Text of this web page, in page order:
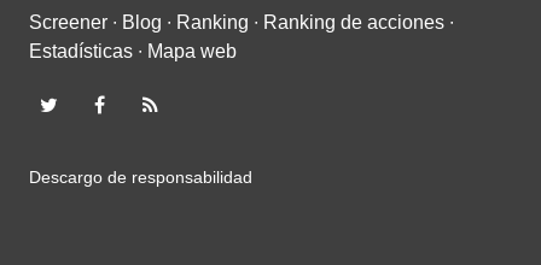
Screener ∙ Blog ∙ Ranking ∙ Ranking de acciones ∙
Estadísticas ∙ Mapa web
Descargo de responsabilidad